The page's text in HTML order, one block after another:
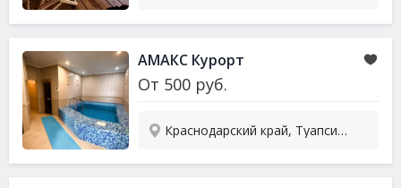
АМАКС Курорт
От 500 руб.
Краснодарский край, Туапсинский р-он, Ольгинка, ул. Приморская, 18А